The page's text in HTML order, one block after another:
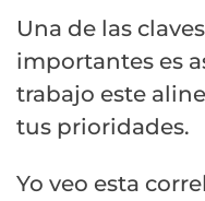
Una de las
importantes es
trabajo este
tus prioridades.
Yo veo esta